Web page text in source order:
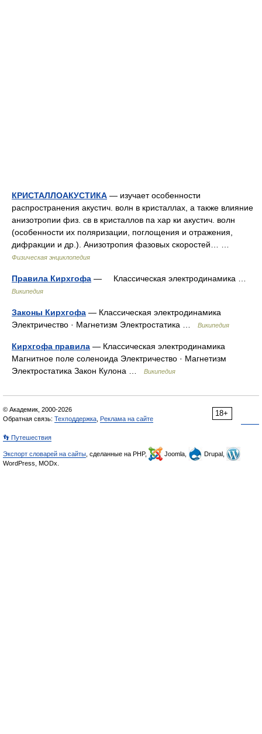
КРИСТАЛЛОАКУСТИКА — изучает особенности
распространения акустич. волн в кристаллах, а также влияние
анизотропии физ. св в кристаллов па хар ки акустич. волн
(особенности их поляризации, поглощения и отражения,
дифракции и др.). Анизотропия фазовых скоростей… …
Физическая энциклопедия
Правила Кирхгофа — Классическая электродинамика …
Википедия
Законы Кирхгофа — Классическая электродинамика
Электричество · Магнетизм Электростатика …
Википедия
Кирхгофа правила — Классическая электродинамика
Магнитное поле соленоида Электричество · Магнетизм
Электростатика Закон Кулона …
Википедия
18+
© Академик, 2000-2026
Обратная связь: Техподдержка Реклама на сайте
👣 Путешествия
Экспорт словарей на сайты , сделанные на PHP, Joomla,
Drupal,
WordPress, MODx.